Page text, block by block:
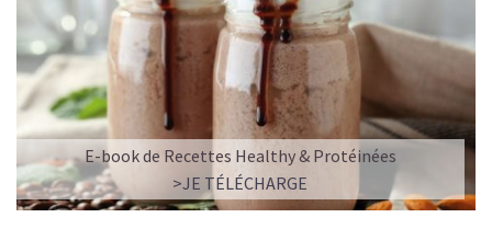
E-book de Recettes Healthy & Protéinées
>JE TÉLÉCHARGE